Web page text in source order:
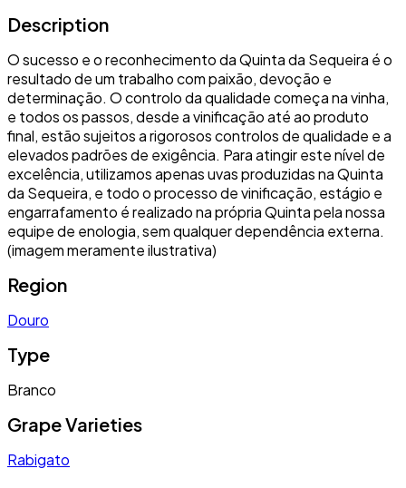
Description
O sucesso e o reconhecimento da Quinta da Sequeira é o
resultado de um trabalho com paixão, devoção e
determinação. O controlo da qualidade começa na vinha,
e todos os passos, desde a vinificação até ao produto
final, estão sujeitos a rigorosos controlos de qualidade e a
elevados padrões de exigência. Para atingir este nível de
excelência, utilizamos apenas uvas produzidas na Quinta
da Sequeira, e todo o processo de vinificação, estágio e
engarrafamento é realizado na própria Quinta pela nossa
equipe de enologia, sem qualquer dependência externa.
(imagem meramente ilustrativa)
Region
Douro
Type
Branco
Grape Varieties
Rabigato